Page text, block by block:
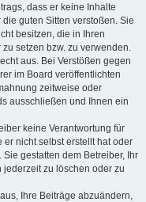
dass er keine Inhalte
guten Sitten verstoßen. Sie
besitzen, die in Ihren
setzen bzw. zu verwenden.
aus. Bei Verstößen gegen
im Board veröffentlichten
zeitweise oder
ausschließen und Ihnen ein
keine Verantwortung für
nicht selbst erstellt hat oder
gestatten dem Betreiber, Ihr
zu löschen oder zu
Ihre Beiträge abzuändern,